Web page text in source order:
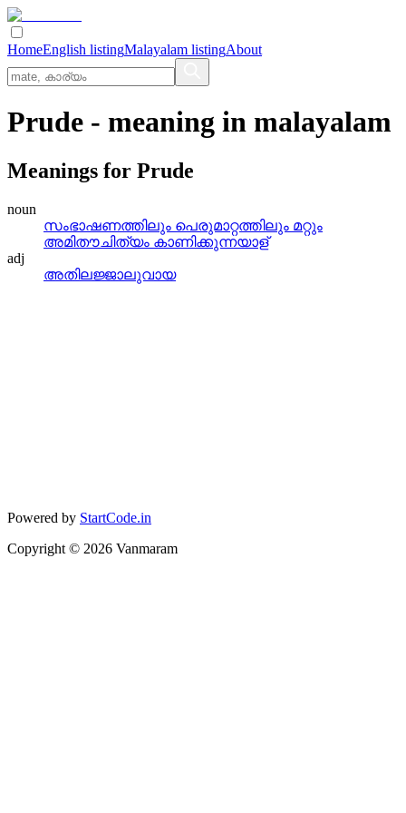
HomeEnglish listingMalayalam listingAbout
Prude - meaning in malayalam
Meanings for Prude
noun
സംഭാഷണത്തിലും പെരുമാറ്റത്തിലും മറ്റും
അമിതൗചിത്യം കാണിക്കുന്നയാള്
adj
അതിലജ്ജാലുവായ
Powered by StartCode.in
Copyright © 2026 Vanmaram